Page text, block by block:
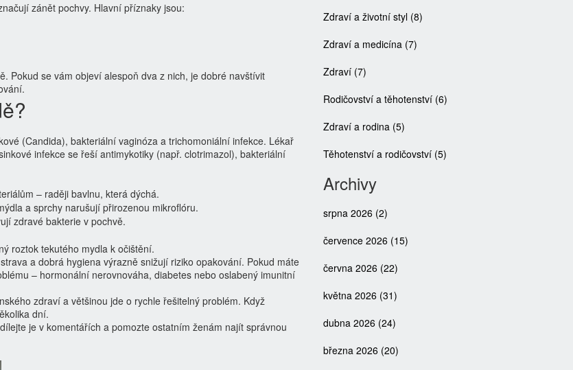
zánět pochvy. Hlavní příznaky jsou:
Pokud se vám objeví alespoň dva z nich, je dobré navštívit
(Candida), bakteriální vaginóza a trichomoniální infekce. Lékař
infekce se řeší antimykotiky (např. clotrimazol), bakteriální
– raději bavlnu, která dýchá.
a sprchy narušují přirozenou mikroflóru.
zdravé bakterie v pochvě.
roztok tekutého mydla k očištění.
a dobrá hygiena výrazně snižují riziko opakování. Pokud máte
– hormonální nerovnováha, diabetes nebo oslabený imunitní
zdraví a většinou jde o rychle řešitelný problém. Když
dní.
je v komentářích a pomozte ostatním ženám najít správnou
Zdraví a životní styl (8)
Zdraví a medicína (7)
Zdraví (7)
Rodičovství a těhotenství (6)
Zdraví a rodina (5)
Těhotenství a rodičovství (5)
Archivy
srpna 2026 (2)
července 2026 (15)
června 2026 (22)
května 2026 (31)
dubna 2026 (24)
března 2026 (20)